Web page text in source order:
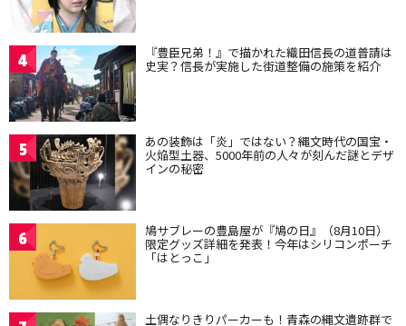
4 『豊臣兄弟！』で描かれた織田信長の道普請は
史実？信長が実施した街道整備の施策を紹介
5 あの装飾は「炎」ではない？縄文時代の国宝・
火焔型土器、5000年前の人々が刻んだ謎とデザ
インの秘密
6 鳩サブレーの豊島屋が『鳩の日』（8月10日）
限定グッズ詳細を発表！今年はシリコンポーチ
「はとっこ」
土偶なりきりパーカーも！青森の縄文遺跡群で